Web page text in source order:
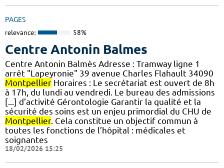
PAGES
relevance: 58%
Centre Antonin Balmes
Centre Antonin Balmès Adresse : Tramway ligne 1
arrêt "Lapeyronie" 39 avenue Charles Flahault 34090
Montpellier Horaires : Le secrétariat est ouvert de 8h
à 17h, du lundi au vendredi. Le bureau des admissions
[...] d’activité Gérontologie Garantir la qualité et la
sécurité des soins est un enjeu primordial du CHU de
Montpellier. Cela constitue un objectif commun à
toutes les fonctions de l’hôpital : médicales et
soignantes
18/02/2026 15:25